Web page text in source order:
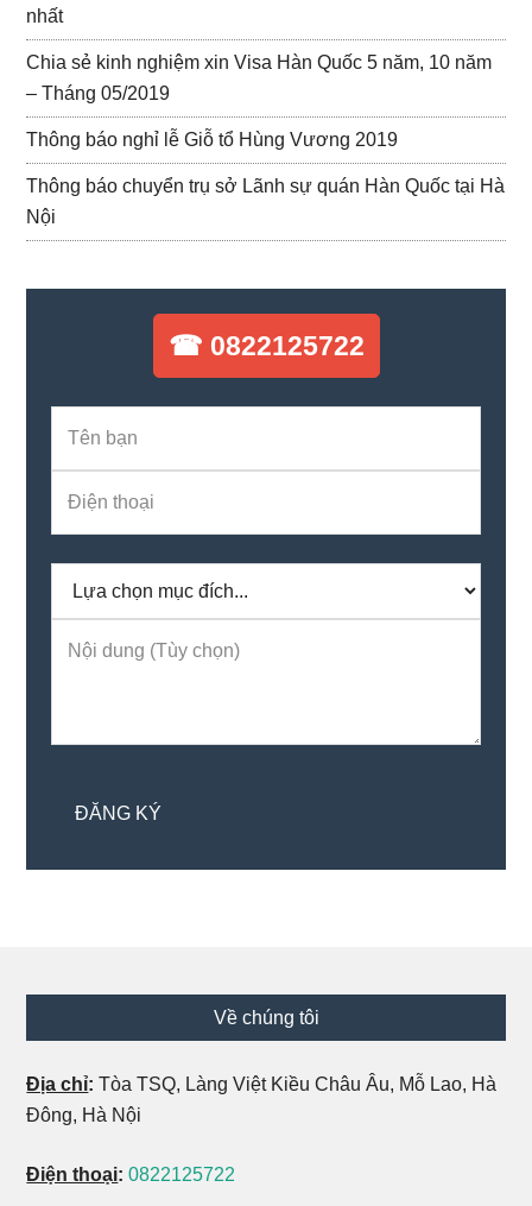
nhất
Chia sẻ kinh nghiệm xin Visa Hàn Quốc 5 năm, 10 năm
– Tháng 05/2019
Thông báo nghỉ lễ Giỗ tổ Hùng Vương 2019
Thông báo chuyển trụ sở Lãnh sự quán Hàn Quốc tại Hà
Nội
☎ 0822125722
Về chúng tôi
Địa chỉ: Tòa TSQ, Làng Việt Kiều Châu Âu, Mỗ Lao, Hà
Đông, Hà Nội
Điện thoại: 0822125722